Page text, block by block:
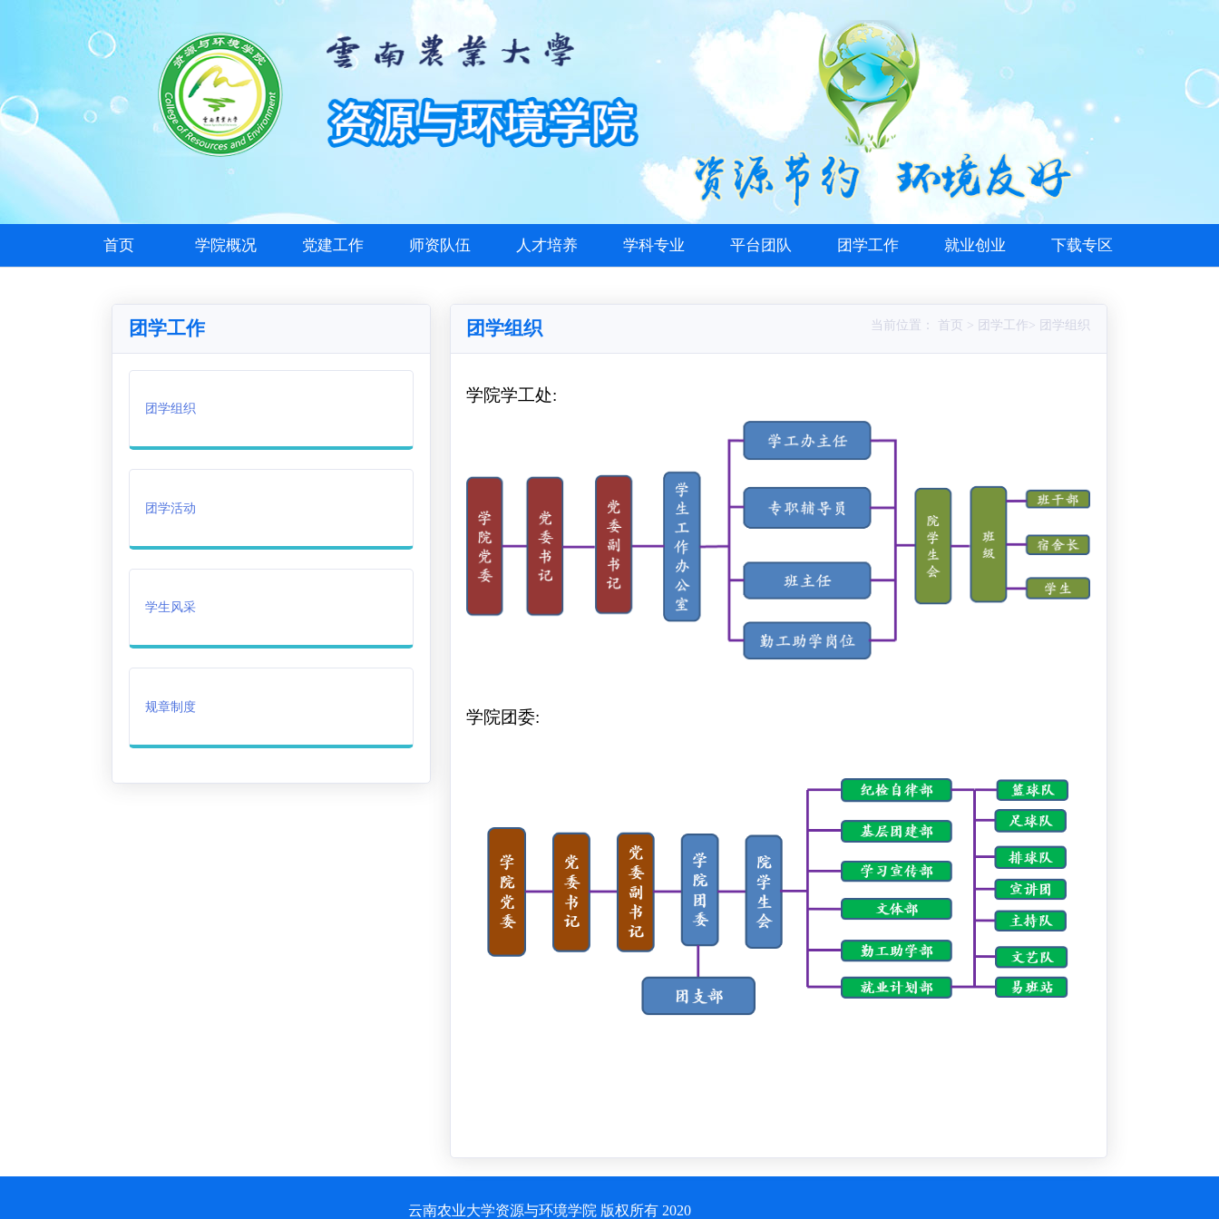
首页 学院概况 党建工作 师资队伍 人才培养 学科专业 平台团队 团学工作 就业创业 下载专区
团学工作
团学组织
团学活动
学生风采
规章制度
团学组织 当前位置： 首页 > 团学工作> 团学组织
学院学工处:
学院团委:
云南农业大学资源与环境学院 版权所有 2020